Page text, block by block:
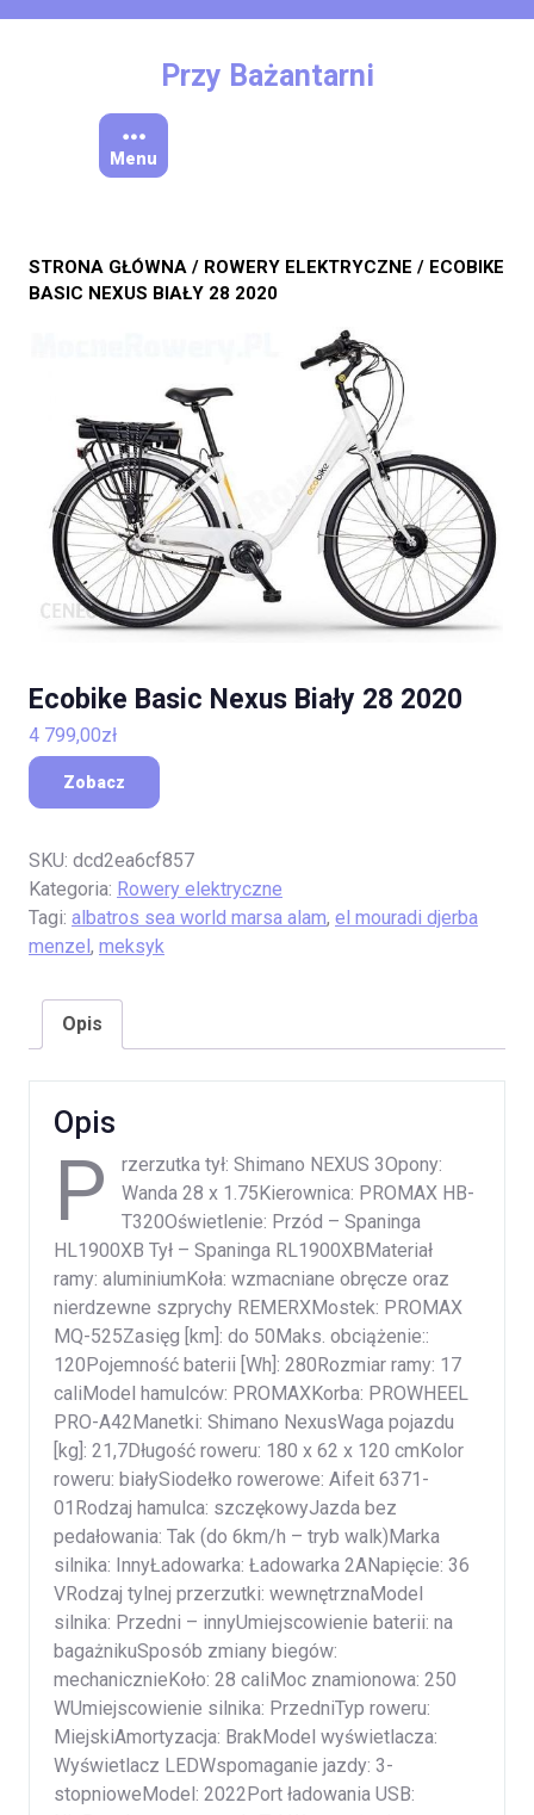
Przy Bażantarni
Menu
STRONA GŁÓWNA / ROWERY ELEKTRYCZNE / ECOBIKE
BASIC NEXUS BIAŁY 28 2020
Ecobike Basic Nexus Biały 28 2020
4 799,00zł
Zobacz
SKU: dcd2ea6cf857
Kategoria: Rowery elektryczne
Tagi: albatros sea world marsa alam, el mouradi djerba
menzel , meksyk
Opis
Opis
P
rzerzutka tył: Shimano NEXUS 3Opony:
Wanda 28 x 1.75Kierownica: PROMAX HB-
T320Oświetlenie: Przód – Spaninga
HL1900XB Tył – Spaninga RL1900XBMateriał
ramy: aluminiumKoła: wzmacniane obręcze oraz
nierdzewne szprychy REMERXMostek: PROMAX
MQ-525Zasięg [km]: do 50Maks. obciążenie::
120Pojemność baterii [Wh]: 280Rozmiar ramy: 17
caliModel hamulców: PROMAXKorba: PROWHEEL
PRO-A42Manetki: Shimano NexusWaga pojazdu
[kg]: 21,7Długość roweru: 180 x 62 x 120 cmKolor
roweru: białySiodełko rowerowe: Aifeit 6371-
01Rodzaj hamulca: szczękowyJazda bez
pedałowania: Tak (do 6km/h – tryb walk)Marka
silnika: InnyŁadowarka: Ładowarka 2ANapięcie: 36
VRodzaj tylnej przerzutki: wewnętrznaModel
silnika: Przedni – innyUmiejscowienie baterii: na
bagażnikuSposób zmiany biegów:
mechanicznieKoło: 28 caliMoc znamionowa: 250
WUmiejscowienie silnika: PrzedniTyp roweru:
MiejskiAmortyzacja: BrakModel wyświetlacza:
Wyświetlacz LEDWspomaganie jazdy: 3-
stopnioweModel: 2022Port ładowania USB: